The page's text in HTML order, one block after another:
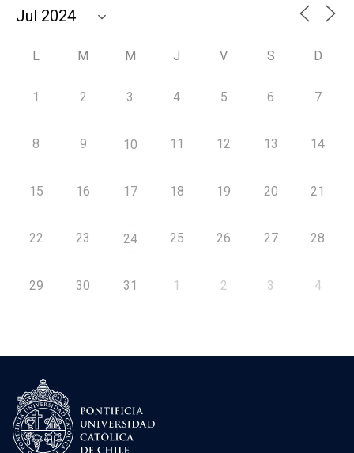
L M M J V S D
1 2 3 4 5 6 7
8 9 10 11 12 13 14
15 16 17 18 19 20 21
22 23 24 25 26 27 28
29 30 31 1 2 3 4